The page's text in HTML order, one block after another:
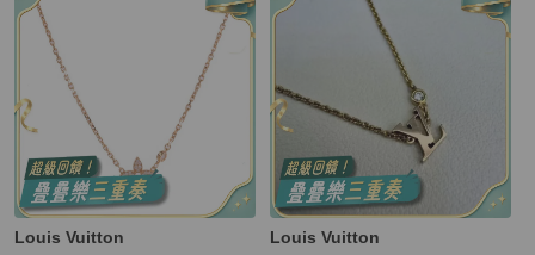
Louis Vuitton Louis Vuitton